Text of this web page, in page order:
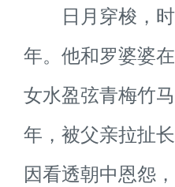
日月穿梭，时
年。他和罗婆婆
女水盈弦青梅竹
年，被父亲拉扯
因看透朝中恩怨